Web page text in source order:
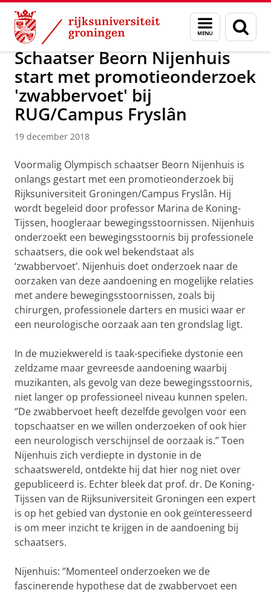
Skip
Content
Skip
Navigation
Menu
en
zoeken
Over ons Campus Fryslân
Schaatser Beorn Nijenhuis
start met promotieonderzoek
'zwabbervoet' bij
RUG/Campus Fryslân
19 december 2018
Voormalig Olympisch schaatser Beorn Nijenhuis is
onlangs gestart met een promotieonderzoek bij
Rijksuniversiteit Groningen/Campus Fryslân. Hij
wordt begeleid door professor Marina de Koning-
Tijssen, hoogleraar bewegingsstoornissen. Nijenhuis
onderzoekt een bewegingsstoornis bij professionele
schaatsers, die ook wel bekendstaat als
‘zwabbervoet’. Nijenhuis doet onderzoek naar de
oorzaken van deze aandoening en mogelijke relaties
met andere bewegingsstoornissen, zoals bij
chirurgen, professionele darters en musici waar er
een neurologische oorzaak aan ten grondslag ligt.
In de muziekwereld is taak-specifieke dystonie een
zeldzame maar gevreesde aandoening waarbij
muzikanten, als gevolg van deze bewegingsstoornis,
niet langer op professioneel niveau kunnen spelen.
‘’De zwabbervoet heeft dezelfde gevolgen voor een
topschaatser en we willen onderzoeken of ook hier
een neurologisch verschijnsel de oorzaak is.’’ Toen
Nijenhuis zich verdiepte in dystonie in de
schaatswereld, ontdekte hij dat hier nog niet over
gepubliceerd is. Echter bleek dat prof. dr. De Koning-
Tijssen van de Rijksuniversiteit Groningen een expert
is op het gebied van dystonie en ook geïnteresseerd
is om meer inzicht te krijgen in de aandoening bij
schaatsers.
Nijenhuis: ‘’Momenteel onderzoeken we de
fascinerende hypothese dat de zwabbervoet een